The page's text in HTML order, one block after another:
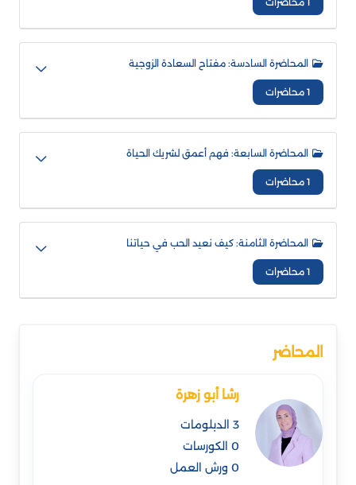
المحاضرة السادسة: مفتاح السعادة الزوجية
1 محاضرات
المحاضرة السابعة: فهم أعمق لشريك الحياة
1 محاضرات
المحاضرة الثامنة: كيف نعيد الحب في حياتنا
1 محاضرات
المحاضر
رشا أبو زهرة
3 الدبلومات
0 الكورسات
0 ورش العمل